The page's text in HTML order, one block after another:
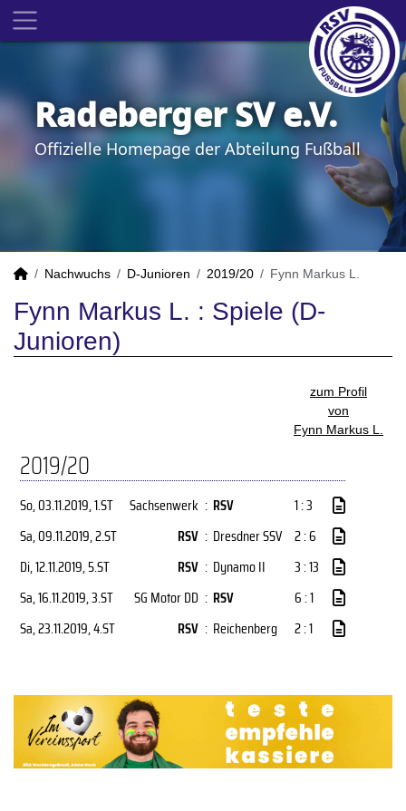
Radeberger SV e.V.
Offizielle Homepage der Abteilung Fußball
Nachwuchs D-Junioren 2019/20 Fynn Markus L.
Fynn Markus L. : Spiele (D-
Junioren)
zum Profil
von
Fynn Markus L.
2019/20
So, 03.11.2019, 1.ST Sachsenwerk : RSV
1 : 3
Sa, 09.11.2019, 2.ST RSV : Dresdner SSV 2 : 6
Di, 12.11.2019, 5.ST RSV : Dynamo II
3 : 13
Sa, 16.11.2019, 3.ST SG Motor DD : RSV
6 : 1
Sa, 23.11.2019, 4.ST RSV : Reichenberg 2 : 1